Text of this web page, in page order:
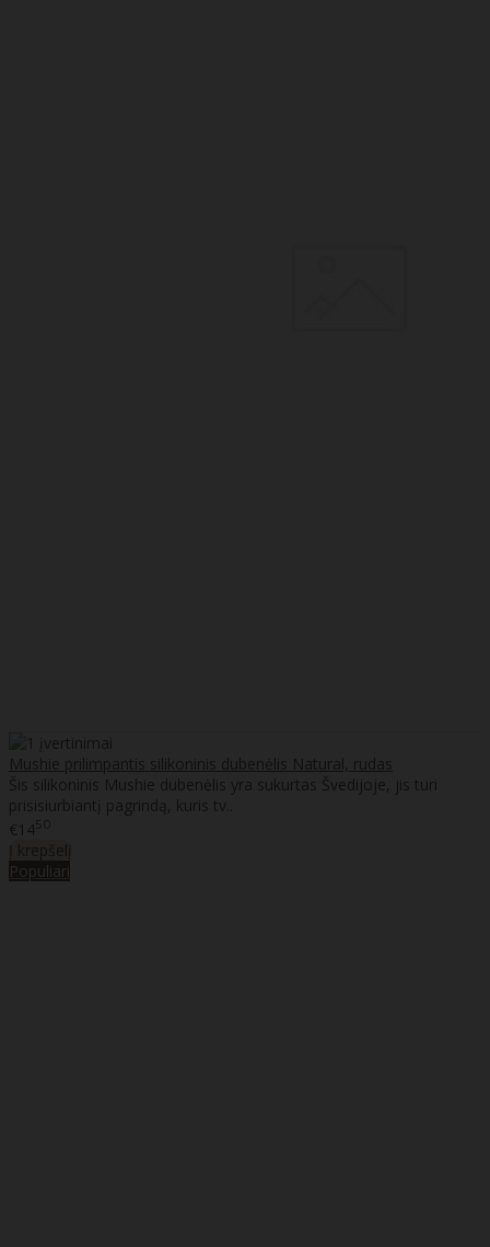
Mushie prilimpantis silikoninis dubenėlis Natural, rudas
Šis silikoninis Mushie dubenėlis yra sukurtas Švedijoje, jis turi
prisisiurbiantį pagrindą, kuris tv..
€1450
Populiari